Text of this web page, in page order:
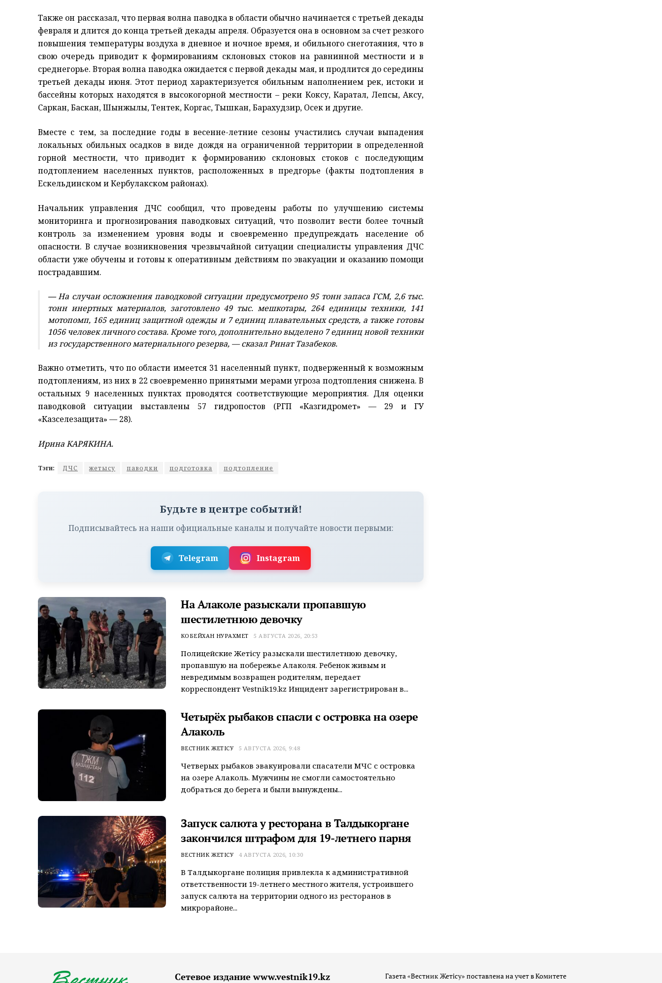
Также он рассказал, что первая волна паводка в области обычно начинается с третьей декады
февраля и длится до конца третьей декады апреля. Образуется она в основном за счет резкого
повышения температуры воздуха в дневное и ночное время, и обильного снеготаяния, что в
свою очередь приводит к формированиям склоновых стоков на равнинной местности и в
среднегорье. Вторая волна паводка ожидается с первой декады мая, и продлится до середины
третьей декады июня. Этот период характеризуется обильным наполнением рек, истоки и
бассейны которых находятся в высокогорной местности – реки Коксу, Каратал, Лепсы, Аксу,
Саркан, Баскан, Шынжылы, Тентек, Коргас, Тышкан, Барахудзир, Осек и другие.
Вместе с тем, за последние годы в весенне-летние сезоны участились случаи выпадения
локальных обильных осадков в виде дождя на ограниченной территории в определенной
горной местности, что приводит к формированию склоновых стоков с последующим
подтоплением населенных пунктов, расположенных в предгорье (факты подтопления в
Ескельдинском и Кербулакском районах).
Начальник управления ДЧС сообщил, что проведены работы по улучшению системы
мониторинга и прогнозирования паводковых ситуаций, что позволит вести более точный
контроль за изменением уровня воды и своевременно предупреждать население об
опасности. В случае возникновения чрезвычайной ситуации специалисты управления ДЧС
области уже обучены и готовы к оперативным действиям по эвакуации и оказанию помощи
пострадавшим.
—На случаи осложнения паводковой ситуации предусмотрено 95 тонн запаса ГСМ, 2,6 тыс.
тонн инертных материалов, заготовлено 49 тыс. мешкотары, 264 единицы техники, 141
мотопомп, 165 единиц защитной одежды и 7 единиц плавательных средств, а также готовы
1056 человек личного состава. Кроме того, дополнительно выделено 7 единиц новой техники
из государственного материального резерва, — сказал Ринат Тазабеков.
Важно отметить, что по области имеется 31 населенный пункт, подверженный к возможным
подтоплениям, из них в 22 своевременно принятыми мерами угроза подтопления снижена. В
остальных 9 населенных пунктах проводятся соответствующие мероприятия. Для оценки
паводковой ситуации выставлены 57 гидропостов (РГП «Казгидромет» — 29 и ГУ
«Казселезащита» — 28).
Ирина КАРЯКИНА.
Тэги: ДЧС жетысу паводки подготовка подтопление
Будьте в центре событий!
Подписывайтесь на наши официальные каналы и получайте новости первыми:
Telegram Instagram
На Алаколе разыскали пропавшую
шестилетнюю девочку
КОБЕЙХАН НУРАХМЕТ 5 АВГУСТА 2026, 20:53
Полицейские Жетісу разыскали шестилетнюю девочку,
пропавшую на побережье Алаколя. Ребенок живым и
невредимым возвращен родителям, передает
корреспондент Vestnik19.kz Инцидент зарегистрирован в...
Четырёх рыбаков спасли с островка на озере
Алаколь
ВЕСТНИК ЖЕТІСУ 5 АВГУСТА 2026, 9:48
Четверых рыбаков эвакуировали спасатели МЧС с островка
на озере Алаколь. Мужчины не смогли самостоятельно
добраться до берега и были вынуждены...
Запуск салюта у ресторана в Талдыкоргане
закончился штрафом для 19-летнего парня
ВЕСТНИК ЖЕТІСУ 4 АВГУСТА 2026, 10:30
В Талдыкоргане полиция привлекла к административной
ответственности 19-летнего местного жителя, устроившего
запуск салюта на территории одного из ресторанов в
микрорайоне...
Сетевое издание www.vestnik19.kz
Газета «Вестник Жетісу» поставлена на учет в Комитете